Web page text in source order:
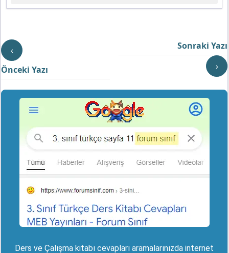
‹
Önceki Yazı
Sonraki Yazı
›
Ders ve Çalışma kitabı cevapları aramalarınızda internet